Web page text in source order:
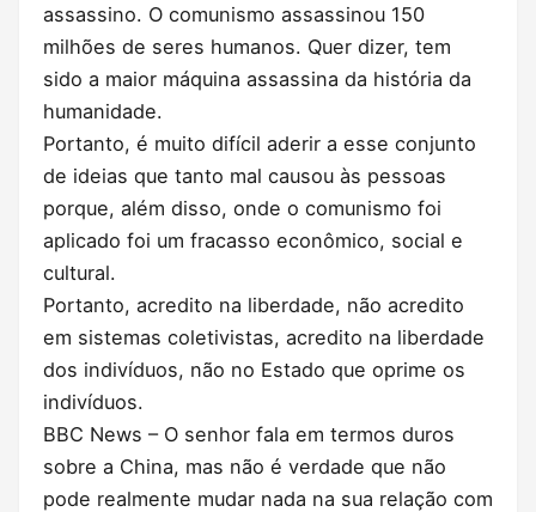
assassino. O comunismo assassinou 150
milhões de seres humanos. Quer dizer, tem
sido a maior máquina assassina da história da
humanidade.
Portanto, é muito difícil aderir a esse conjunto
de ideias que tanto mal causou às pessoas
porque, além disso, onde o comunismo foi
aplicado foi um fracasso econômico, social e
cultural.
Portanto, acredito na liberdade, não acredito
em sistemas coletivistas, acredito na liberdade
dos indivíduos, não no Estado que oprime os
indivíduos.
BBC News – O senhor fala em termos duros
sobre a China, mas não é verdade que não
pode realmente mudar nada na sua relação com